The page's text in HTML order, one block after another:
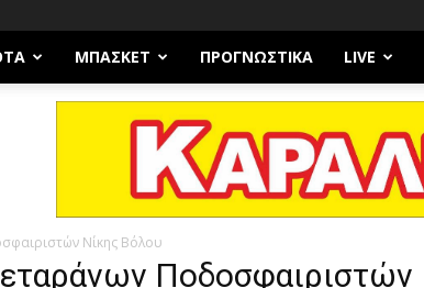
ΜΠΆΣΚΕΤ ΠΡΟΓΝΩΣΤΙΚΑ LIVE
Νίκης Βόλου
Ποδοσφαιριστών